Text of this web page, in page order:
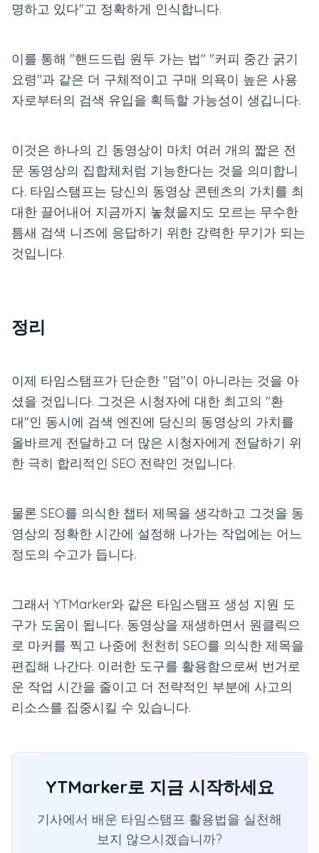
명하고 있다"고 정확하게 인식합니다.
이를 통해 "핸드드립 원두 가는 법" "커피 중간 굵기
요령"과 같은 더 구체적이고 구매 의욕이 높은 사용
자로부터의 검색 유입을 획득할 가능성이 생깁니다.
이것은 하나의 긴 동영상이 마치 여러 개의 짧은 전
문 동영상의 집합체처럼 기능한다는 것을 의미합니
다. 타임스탬프는 당신의 동영상 콘텐츠의 가치를 최
대한 끌어내어 지금까지 놓쳤을지도 모르는 무수한
틈새 검색 니즈에 응답하기 위한 강력한 무기가 되는
것입니다.
정리
이제 타임스탬프가 단순한 "덤"이 아니라는 것을 아
셨을 것입니다. 그것은 시청자에 대한 최고의 "환
대"인 동시에 검색 엔진에 당신의 동영상의 가치를
올바르게 전달하고 더 많은 시청자에게 전달하기 위
한 극히 합리적인 SEO 전략인 것입니다.
물론 SEO를 의식한 챕터 제목을 생각하고 그것을 동
영상의 정확한 시간에 설정해 나가는 작업에는 어느
정도의 수고가 듭니다.
그래서 YTMarker와 같은 타임스탬프 생성 지원 도
구가 도움이 됩니다. 동영상을 재생하면서 원클릭으
로 마커를 찍고 나중에 천천히 SEO를 의식한 제목을
편집해 나간다. 이러한 도구를 활용함으로써 번거로
운 작업 시간을 줄이고 더 전략적인 부분에 사고의
리소스를 집중시킬 수 있습니다.
YTMarker로 지금 시작하세요
기사에서 배운 타임스탬프 활용법을 실천해
보지 않으시겠습니까?